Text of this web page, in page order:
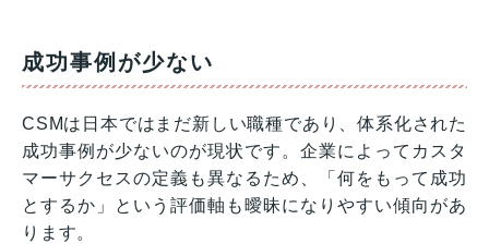
成功事例が少ない
CSMは日本ではまだ新しい職種であり、体系化された
成功事例が少ないのが現状です。企業によってカスタ
マーサクセスの定義も異なるため、「何をもって成功
とするか」という評価軸も曖昧になりやすい傾向があ
ります。